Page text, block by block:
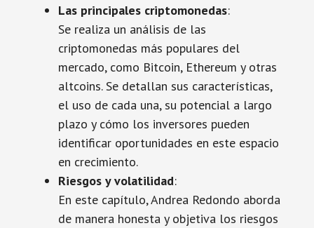
Las principales criptomonedas:
Se realiza un análisis de las
criptomonedas más populares del
mercado, como Bitcoin, Ethereum y otras
altcoins. Se detallan sus características,
el uso de cada una, su potencial a largo
plazo y cómo los inversores pueden
identificar oportunidades en este espacio
en crecimiento.
Riesgos y volatilidad:
En este capítulo, Andrea Redondo aborda
de manera honesta y objetiva los riesgos